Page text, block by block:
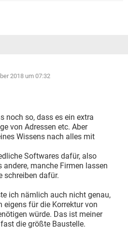
2018 um 07:32
noch so, dass es ein extra
von Adressen etc. Aber
Wissens nach alles mit
Softwares dafür, also
manche Firmen lassen
schreiben dafür.
ich nämlich auch nicht genau,
eigens für die Korrektur von
würde. Das ist meiner
die größte Baustelle.